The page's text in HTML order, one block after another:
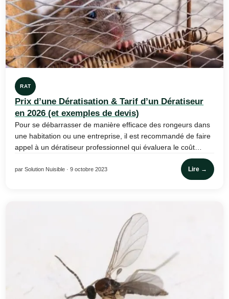
RAT
Prix d’une Dératisation & Tarif d’un Dératiseur
en 2026 (et exemples de devis)
Pour se débarrasser de manière efficace des rongeurs dans
une habitation ou une entreprise, il est recommandé de faire
appel à un dératiseur professionnel qui évaluera le coût…
par Solution Nuisible · 9 octobre 2023 Lire →